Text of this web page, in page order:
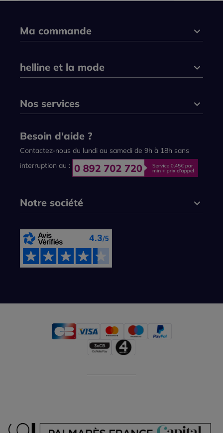
Ma commande
helline et la mode
Nos services
Besoin d'aide ?
Contactez-nous du lundi au samedi de 9h à 18h sans
interruption au :
Notre société